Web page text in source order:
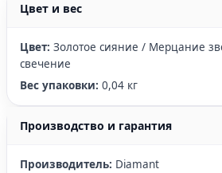
Цвет и вес
Цвет: Золотое сияние / Мерцание
свечение
Вес упаковки: 0,04 кг
Производство и гарантия
Производитель: Diamant